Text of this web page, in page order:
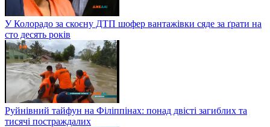
У Колорадо за скоєну ДТП шофер вантажівки сяде за ґрати на
сто десять років
Руйнівний тайфун на Філіппінах: понад двісті загиблих та
тисячі постраждалих